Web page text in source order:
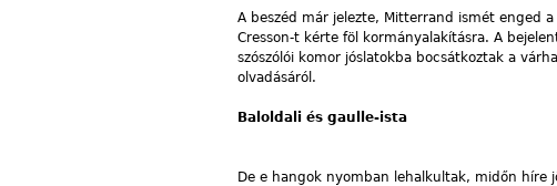
A beszéd már jelezte, Mitterrand ismét enged
Cresson-t kérte föl kormányalakításra. A
szószólói komor jóslatokba bocsátkoztak a
olvadásáról.
Baloldali és gaulle-ista
De e hangok nyomban lehalkultak, midőn híre